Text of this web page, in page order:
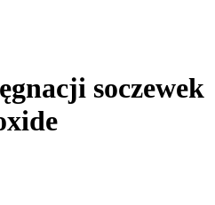
soczewek